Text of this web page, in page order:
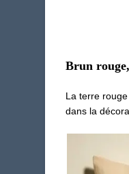
Brun
La terre
dans la